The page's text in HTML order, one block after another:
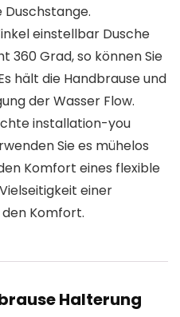
Duschstange.
einstellbar Dusche
360 Grad, so können Sie
hält die Handbrause und
der Wasser Flow.
installation-you
Sie es mühelos
Komfort eines flexible
einer
den Komfort.
Halterung